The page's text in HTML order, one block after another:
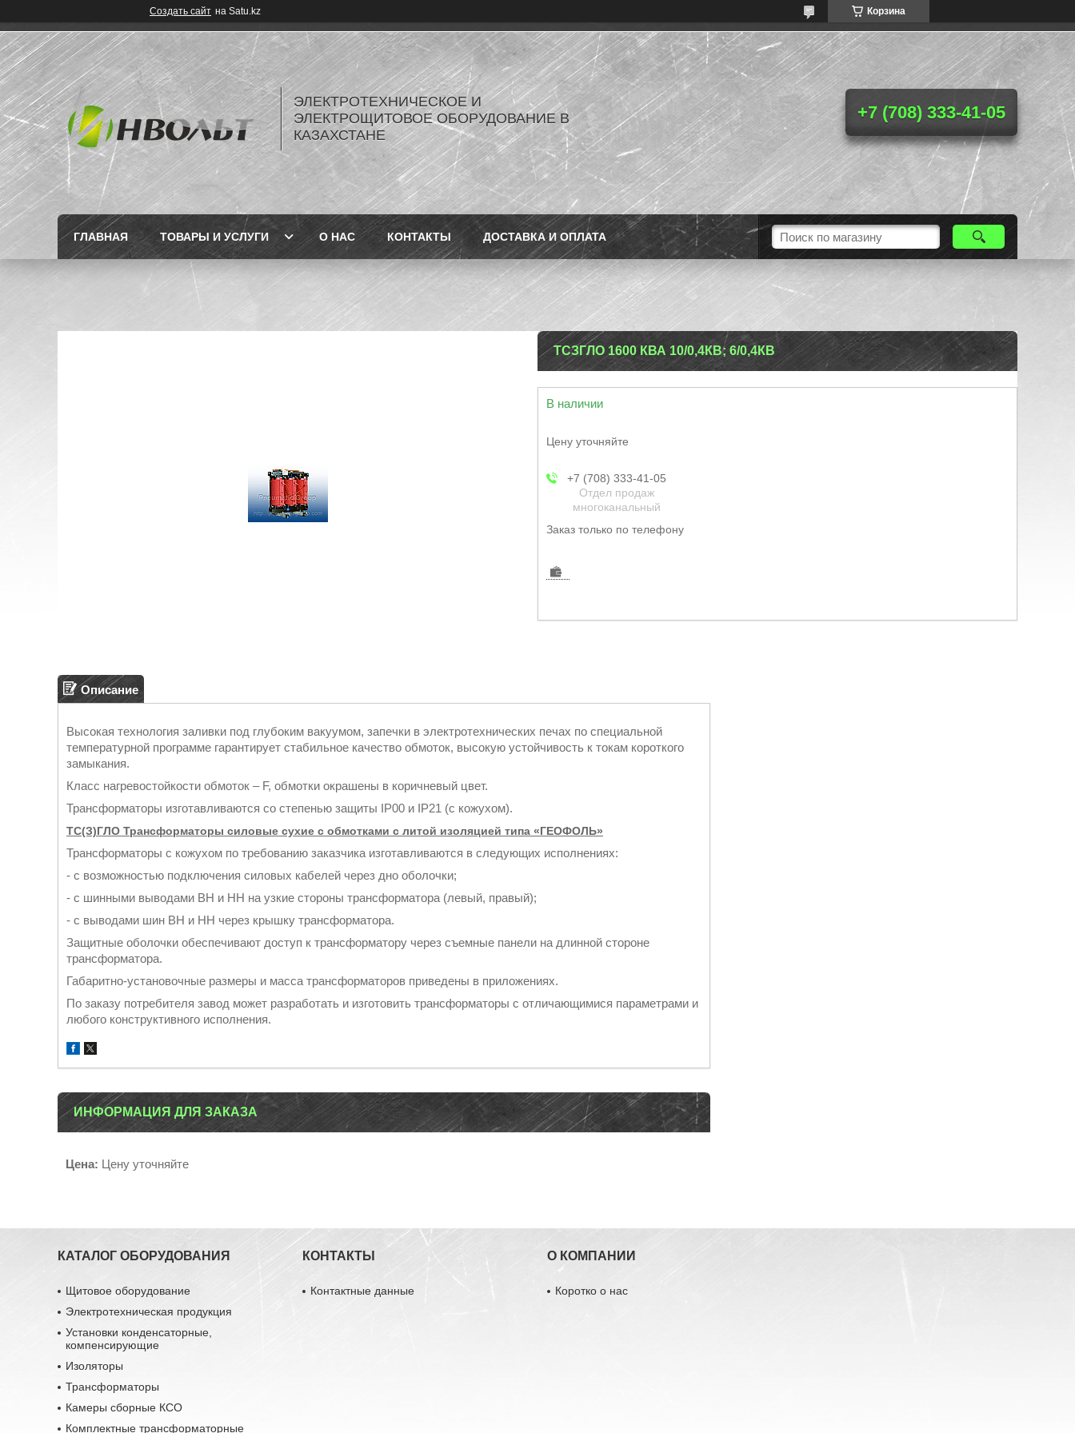
Создать сайт на Satu.kz Корзина
ЭЛЕКТРОТЕХНИЧЕСКОЕ И
ЭЛЕКТРОЩИТОВОЕ ОБОРУДОВАНИЕ В
КАЗАХСТАНЕ
+7 (708) 333-41-05
ГЛАВНАЯ ТОВАРЫ И УСЛУГИ О НАС КОНТАКТЫ ДОСТАВКА И ОПЛАТА
ТСЗГЛО 1600 КВА 10/0,4КВ; 6/0,4КВ
В наличии
Цену уточняйте
+7 (708) 333-41-05
Отдел продаж
многоканальный
Заказ только по телефону
Описание
Высокая технология заливки под глубоким вакуумом, запечки в электротехнических печах по специальной
температурной программе гарантирует стабильное качество обмоток, высокую устойчивость к токам короткого
замыкания.
Класс нагревостойкости обмоток – F, обмотки окрашены в коричневый цвет.
Трансформаторы изготавливаются со степенью защиты IP00 и IP21 (с кожухом).
ТС(З)ГЛО Трансформаторы силовые сухие с обмотками с литой изоляцией типа «ГЕОФОЛЬ»
Трансформаторы с кожухом по требованию заказчика изготавливаются в следующих исполнениях:
- с возможностью подключения силовых кабелей через дно оболочки;
- с шинными выводами ВН и НН на узкие стороны трансформатора (левый, правый);
- с выводами шин ВН и НН через крышку трансформатора.
Защитные оболочки обеспечивают доступ к трансформатору через съемные панели на длинной стороне
трансформатора.
Габаритно-установочные размеры и масса трансформаторов приведены в приложениях.
По заказу потребителя завод может разработать и изготовить трансформаторы с отличающимися параметрами и
любого конструктивного исполнения.
ИНФОРМАЦИЯ ДЛЯ ЗАКАЗА
Цена: Цену уточняйте
КАТАЛОГ ОБОРУДОВАНИЯ
Щитовое оборудование
Электротехническая продукция
Установки конденсаторные,
компенсирующие
Изоляторы
Трансформаторы
Камеры сборные КСО
Комплектные трансформаторные
КОНТАКТЫ
Контактные данные
О КОМПАНИИ
Коротко о нас